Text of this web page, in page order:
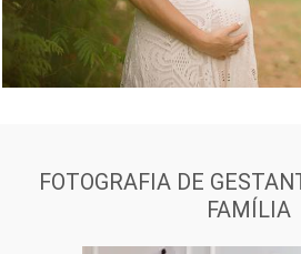
FOTOGRAFIA DE
FAMÍLIA